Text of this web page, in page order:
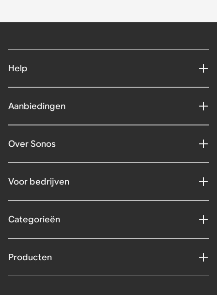
Help
Aanbiedingen
Over Sonos
Voor bedrijven
Categorieën
Producten